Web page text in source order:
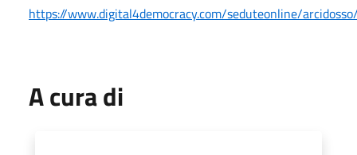
https://www.digital4democracy.com/seduteonline/
A cura di